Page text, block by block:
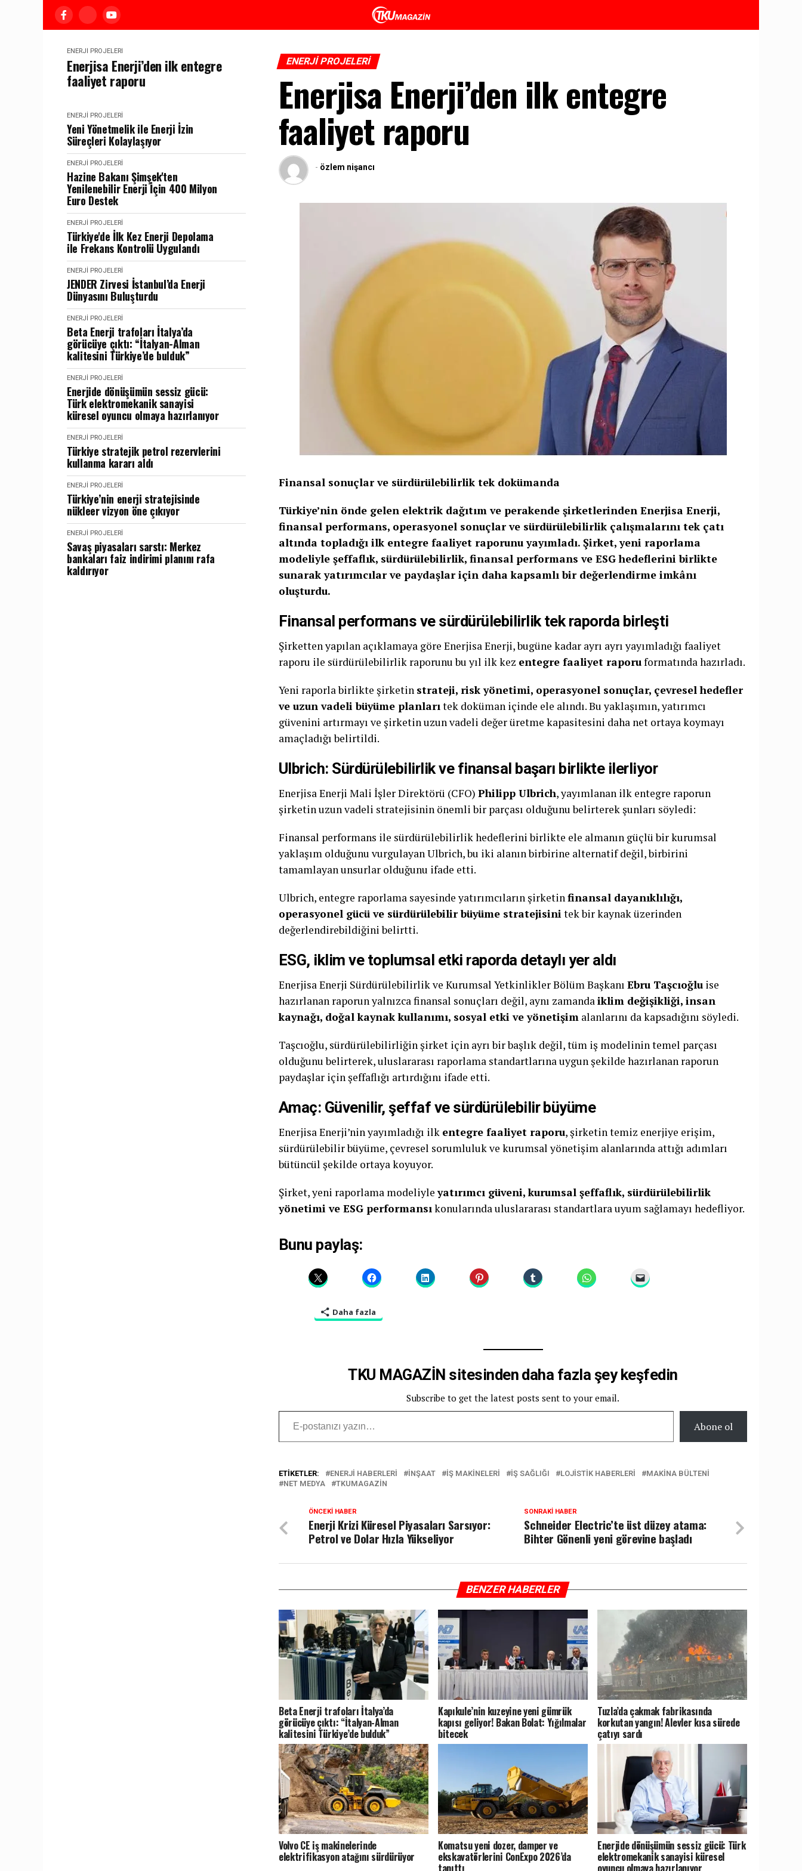
ENERJI PROJELERI
Enerjisa Enerji’den ilk entegre
faaliyet raporu
ENERJI PROJELERI
Yeni Yönetmelik ile Enerji İzin
Süreçleri Kolaylaşıyor
ENERJI PROJELERI
Hazine Bakanı Şimşek'ten
Yenilenebilir Enerji İçin 400 Milyon
Euro Destek
ENERJI PROJELERI
Türkiye'de İlk Kez Enerji Depolama
ile Frekans Kontrolü Uygulandı
ENERJI PROJELERI
JENDER Zirvesi İstanbul’da Enerji
Dünyasını Buluşturdu
ENERJI PROJELERI
Beta Enerji trafoları İtalya’da
görücüye çıktı: “İtalyan-Alman
kalitesini Türkiye’de bulduk”
ENERJI PROJELERI
Enerjide dönüşümün sessiz gücü:
Türk elektromekanik sanayisi
küresel oyuncu olmaya hazırlanıyor
ENERJI PROJELERI
Türkiye stratejik petrol rezervlerini
kullanma kararı aldı
ENERJI PROJELERI
Türkiye’nin enerji stratejisinde
nükleer vizyon öne çıkıyor
ENERJI PROJELERI
Savaş piyasaları sarstı: Merkez
bankaları faiz indirimi planını rafa
kaldırıyor
ENERJI PROJELERI
Enerjisa Enerji’den ilk entegre
faaliyet raporu
- özlem nişancı
Finansal sonuçlar ve sürdürülebilirlik tek dokümanda
Türkiye’nin önde gelen elektrik dağıtım ve perakende şirketlerinden Enerjisa Enerji,
finansal performans, operasyonel sonuçlar ve sürdürülebilirlik çalışmalarını tek çatı
altında topladığı ilk entegre faaliyet raporunu yayımladı. Şirket, yeni raporlama
modeliyle şeffaflık, sürdürülebilirlik, finansal performans ve ESG hedeflerini birlikte
sunarak yatırımcılar ve paydaşlar için daha kapsamlı bir değerlendirme imkânı
oluşturdu.
Finansal performans ve sürdürülebilirlik tek raporda birleşti
Şirketten yapılan açıklamaya göre Enerjisa Enerji, bugüne kadar ayrı ayrı yayımladığı faaliyet
raporu ile sürdürülebilirlik raporunu bu yıl ilk kez entegre faaliyet raporuformatında hazırladı.
Yeni raporla birlikte şirketin strateji, risk yönetimi, operasyonel sonuçlar, çevresel hedefler
ve uzun vadeli büyüme planlarıtek doküman içinde ele alındı. Bu yaklaşımın, yatırımcı
güvenini artırmayı ve şirketin uzun vadeli değer üretme kapasitesini daha net ortaya koymayı
amaçladığı belirtildi.
Ulbrich: Sürdürülebilirlik ve finansal başarı birlikte ilerliyor
Enerjisa Enerji Mali İşler Direktörü (CFO) Philipp Ulbrich, yayımlanan ilk entegre raporun
şirketin uzun vadeli stratejisinin önemli bir parçası olduğunu belirterek şunları söyledi:
Finansal performans ile sürdürülebilirlik hedeflerini birlikte ele almanın güçlü bir kurumsal
yaklaşım olduğunu vurgulayan Ulbrich, bu iki alanın birbirine alternatif değil, birbirini
tamamlayan unsurlar olduğunu ifade etti.
Ulbrich, entegre raporlama sayesinde yatırımcıların şirketinfinansal dayanıklılığı,
operasyonel gücü ve sürdürülebilir büyüme stratejisinitek bir kaynak üzerinden
değerlendirebildiğini belirtti.
ESG, iklim ve toplumsal etki raporda detaylı yer aldı
Enerjisa Enerji Sürdürülebilirlik ve Kurumsal Yetkinlikler Bölüm Başkanı Ebru Taşcıoğlu ise
hazırlanan raporun yalnızca finansal sonuçları değil, aynı zamandaiklim değişikliği, insan
kaynağı, doğal kaynak kullanımı, sosyal etki ve yönetişim alanlarını da kapsadığını söyledi.
Taşcıoğlu, sürdürülebilirliğin şirket için ayrı bir başlık değil, tüm iş modelinin temel parçası
olduğunu belirterek, uluslararası raporlama standartlarına uygun şekilde hazırlanan raporun
paydaşlar için şeffaflığı artırdığını ifade etti.
Amaç: Güvenilir, şeffaf ve sürdürülebilir büyüme
Enerjisa Enerji’nin yayımladığı ilk entegre faaliyet raporu, şirketin temiz enerjiye erişim,
sürdürülebilir büyüme, çevresel sorumluluk ve kurumsal yönetişim alanlarında attığı adımları
bütüncül şekilde ortaya koyuyor.
Şirket, yeni raporlama modeliyleyatırımcı güveni, kurumsal şeffaflık, sürdürülebilirlik
yönetimi ve ESG performansıkonularında uluslararası standartlara uyum sağlamayı hedefliyor.
Bunu paylaş:
Daha fazla
TKU MAGAZİN sitesinden daha fazla şey keşfedin
Subscribe to get the latest posts sent to your email.
E-postanızı yazın…
Abone ol
ETIKETLER: ENERJI HABERLERI INŞAAT IŞ MAKINELERI IŞ SAĞLIĞI LOJISTIK HABERLERI
MAKINA BÜLTENI
NET MEDYA
TKUMAGAZIN
SONRAKI HABER
Schneider Electric’te üst düzey atama:
Bihter Gönenli yeni görevine başladı
ÖNCEKI HABER
Enerji Krizi Küresel Piyasaları Sarsıyor:
Petrol ve Dolar Hızla Yükseliyor
BENZER HABERLER
Beta Enerji trafoları İtalya’da
görücüye çıktı: “İtalyan-Alman
kalitesini Türkiye’de bulduk”
Kapıkule’nin kuzeyine yeni gümrük
kapısı geliyor! Bakan Bolat: Yığılmalar
bitecek
Tuzla’da çakmak fabrikasında
korkutan yangın! Alevler kısa sürede
çatıyı sardı
Volvo CE iş makinelerinde
elektrifikasyon atağını sürdürüyor
Komatsu yeni dozer, damper ve
ekskavatörlerini ConExpo 2026’da
tanıttı
Enerjide dönüşümün sessiz gücü: Türk
elektromekanik sanayisi küresel
oyuncu olmaya hazırlanıyor